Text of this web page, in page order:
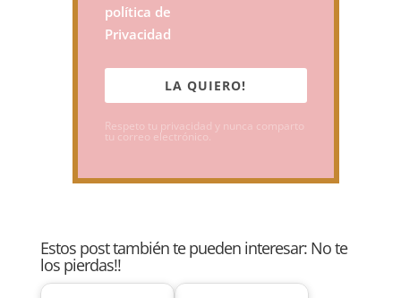
política de
Privacidad
LA QUIERO!
Respeto tu privacidad y nunca comparto
tu correo electrónico.
Estos post también te pueden interesar: No te
los pierdas!!